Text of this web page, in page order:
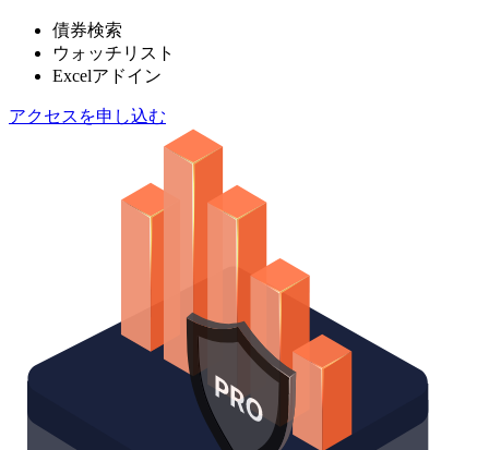
債券検索
ウォッチリスト
Excelアドイン
アクセスを申し込む